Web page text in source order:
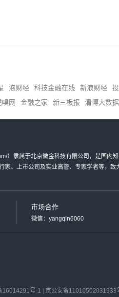
泡财经 科技金融在线 新浪财经
嗅网 金融之家 新三板报 清博大数据
）隶属于北京微金科技有限公司，是国内
家、上市公司及实业高管、专家学者等，
市场合作
微信：yangqin6060
16014291号-1 | 京公安备11010502031933